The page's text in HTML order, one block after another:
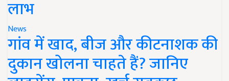
लाभ
News
गांव में खाद, बीज और कीटनाशक की
दुकान खोलना चाहते हैं? जानिए